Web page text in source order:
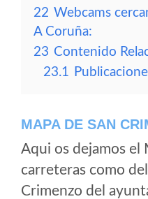
22 Webcams
A Coruña:
23 Contenido
23.1
MAPA DE SAN
Aqui os dejamos el
carreteras como
Crimenzo del